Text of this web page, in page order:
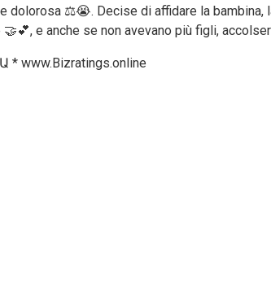
dolorosa ⚖️😭. Decise di affidare la
e anche se non avevano più figli,